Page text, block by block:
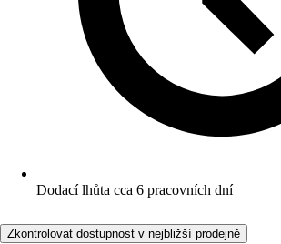
Dodací lhůta cca 6 pracovních dní
Zkontrolovat dostupnost v nejbližší prodejně